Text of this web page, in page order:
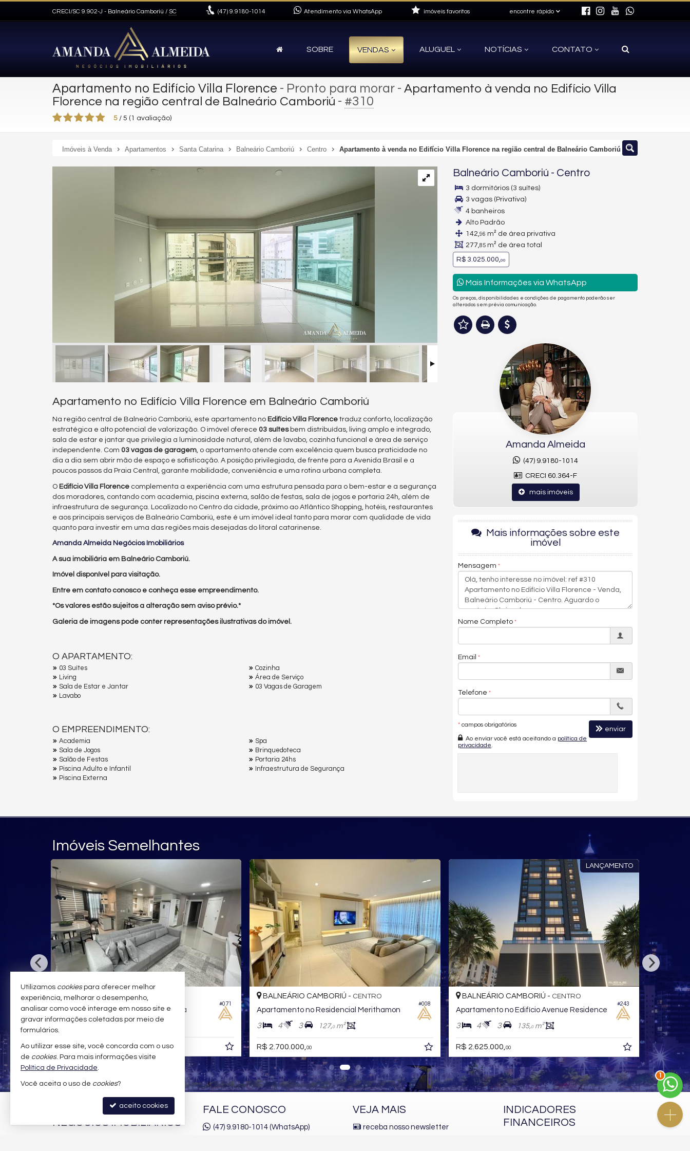
CRECI/SC 9.902-J - Balneário Camboriú / SC (47) 9.9180-1014 Atendimento via WhatsApp encontre rápido
imóveis favoritos
SOBRE VENDAS ALUGUEL NOTÍCIAS CONTATO
Apartamento no Edifício Villa Florence - Pronto para morar - Apartamento à venda no Edifício Villa
Florence na região central de Balneário Camboriú - #310
5 / 5 ( 1 avaliação)
Imóveis à Venda Apartamentos Santa Catarina Balneário Camboriú Centro Apartamento à venda no Edifício Villa Florence na região central de Balneário Camboriú
Apartamento no Edifício Villa Florence em Balneário Camboriú
Na região central de Balneário Camboriú, este apartamento no Edifício Villa Florence traduz conforto, localização
estratégica e alto potencial de valorização. O imóvel oferece 03 suítesbem distribuídas, living amplo e integrado,
sala de estar e jantar que privilegia a luminosidade natural, além de lavabo, cozinha funcional e área de serviço
independente. Com 03 vagas de garagem, o apartamento atende com excelência quem busca praticidade no
dia a dia sem abrir mão de espaço e sofisticação. A posição privilegiada, de frente para a Avenida Brasil e a
poucos passos da Praia Central, garante mobilidade, conveniência e uma rotina urbana completa.
O Edifício Villa Florence complementa a experiência com uma estrutura pensada para o bem-estar e a segurança
dos moradores, contando com academia, piscina externa, salão de festas, sala de jogos e portaria 24h, além de
infraestrutura de segurança. Localizado no Centro da cidade, próximo ao Atlântico Shopping, hotéis, restaurantes
e aos principais serviços de Balneário Camboriú, este é um imóvel ideal tanto para morar com qualidade de vida
quanto para investir em uma das regiões mais desejadas do litoral catarinense.
Amanda Almeida Negócios Imobiliários
A sua imobiliária em Balneário Camboriú.
Imóvel disponível para visitação.
Entre em contato conosco e conheça esse empreendimento.
*Os valores estão sujeitos a alteração sem aviso prévio.*
Galeria de imagens pode conter representações ilustrativas do imóvel.
O APARTAMENTO:
03 Suítes
Living
Sala de Estar e Jantar
Lavabo
Cozinha
Área de Serviço
03 Vagas de Garagem
O EMPREENDIMENTO:
Academia
Sala de Jogos
Salão de Festas
Piscina Adulto e Infantil
Piscina Externa
Spa
Brinquedoteca
Portaria 24hs
Infraestrutura de Segurança
Balneário Camboriú - Centro
3 dormitórios (3 suítes)
3 vagas (Privativa)
4 banheiros
Alto Padrão
142,96 m² de área privativa
277,85 m² de área total
R$ 3.025.000,00
Mais Informações via WhatsApp
Os preços, disponibilidades e condições de pagamento poderão ser
alterados sem prévia comunicação.
Amanda Almeida
(47) 9.9180-1014
CRECI 60.364-F
mais imóveis
Mais informações sobre este
imóvel
Mensagem
Nome Completo
Email
Telefone
* campos obrigatórios
Ao enviar você está aceitando a política de
privacidade
enviar
Imóveis Semelhantes
#071
BALNEÁRIO CAMBORIÚ -
Apartamento no Edifício Ópera Plaza
R$ 2.700.000,00
#008
BALNEÁRIO CAMBORIÚ - CENTRO
Apartamento no Residencial Merithamon
3 4 3 127,0m²
R$ 2.700.000,00
LANÇAMENTO
#243
BALNEÁRIO CAMBORIÚ - CENTRO
Apartamento no Edifício Avenue Residence
3 4 3 135,0m²
R$ 2.625.000, 00
3
R$
AMANDA ALMEIDA
NEGÓCIOS IMOBILIÁRIOS
FALE CONOSCO
(47) 9.9180-1014 (WhatsApp)
VEJA MAIS
receba nosso newsletter
INDICADORES
FINANCEIROS
2
Utilizamos cookiespara oferecer melhor
experiência, melhorar o desempenho,
analisar como você interage em nosso site e
gravar informações coletadas por meio de
formulários.
Ao utilizar esse site, você concorda com o uso
de cookies. Para mais informações visite
Política de Privacidade.
Você aceita o uso de cookies?
aceito cookies